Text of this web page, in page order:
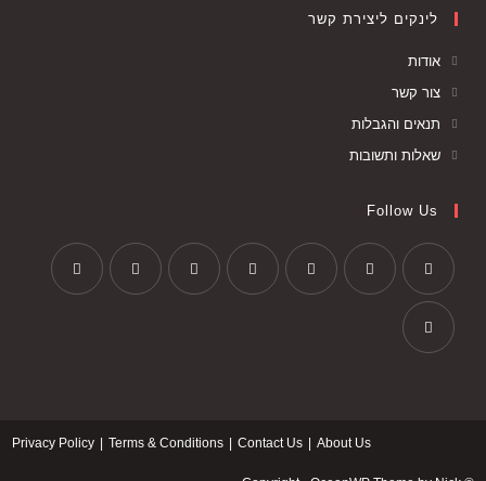
לינקים ליצירת קשר
אודות
צור קשר
תנאים והגבלות
שאלות ותשובות
Follow Us
About Us
Contact Us
Terms & Conditions
Privacy Policy